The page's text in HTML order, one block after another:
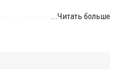
которая сочетает в себе
...Читать больше